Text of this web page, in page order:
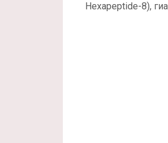
Hexapeptide-8),